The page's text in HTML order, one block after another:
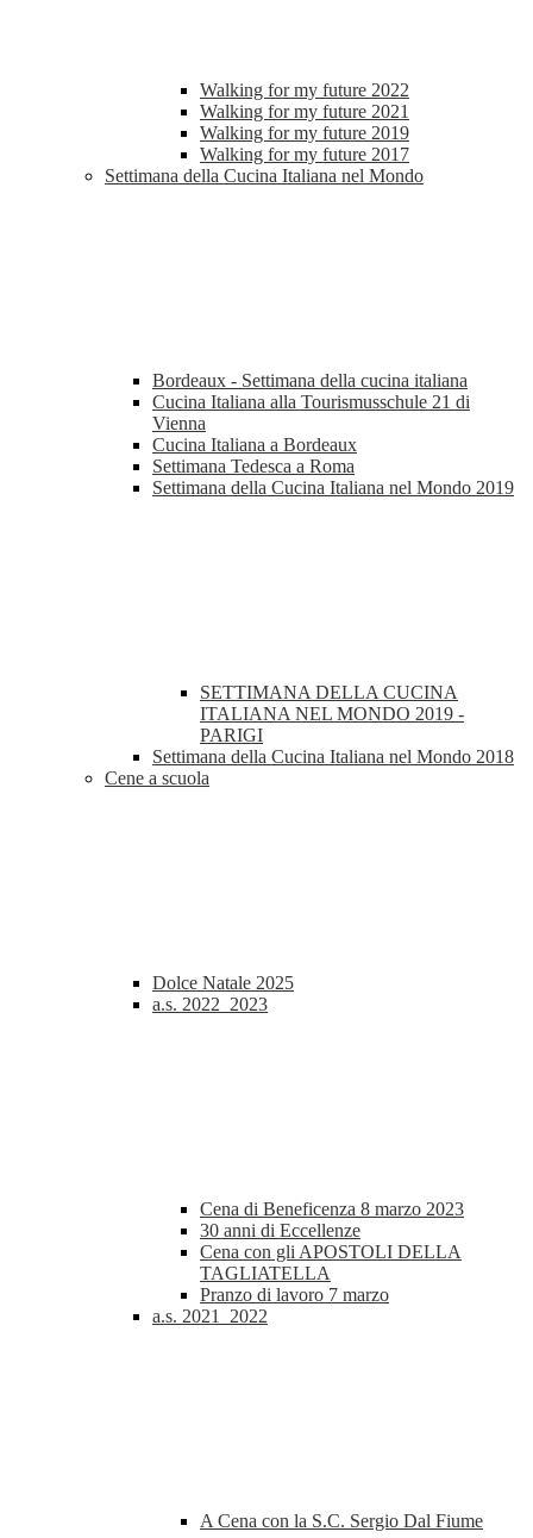
Walking for my future 2022
Walking for my future 2021
Walking for my future 2019
Walking for my future 2017
Settimana della Cucina Italiana nel Mondo
Bordeaux - Settimana della cucina italiana
Cucina Italiana alla Tourismusschule 21 di
Vienna
Cucina Italiana a Bordeaux
Settimana Tedesca a Roma
Settimana della Cucina Italiana nel Mondo 2019
SETTIMANA DELLA CUCINA
ITALIANA NEL MONDO 2019 -
PARIGI
Settimana della Cucina Italiana nel Mondo 2018
Cene a scuola
Dolce Natale 2025
a.s. 2022_2023
Cena di Beneficenza 8 marzo 2023
30 anni di Eccellenze
Cena con gli APOSTOLI DELLA
TAGLIATELLA
Pranzo di lavoro 7 marzo
a.s. 2021_2022
A Cena con la S.C. Sergio Dal Fiume